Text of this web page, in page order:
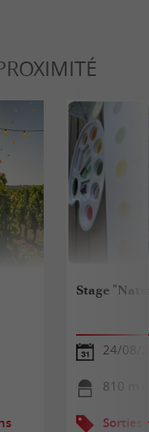
Stage
24/08/
810 m -
Sorties